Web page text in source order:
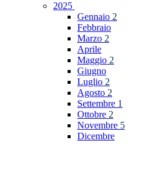
2025
Gennaio 2
Febbraio
Marzo 2
Aprile
Maggio 2
Giugno
Luglio 2
Agosto 2
Settembre 1
Ottobre 2
Novembre 5
Dicembre